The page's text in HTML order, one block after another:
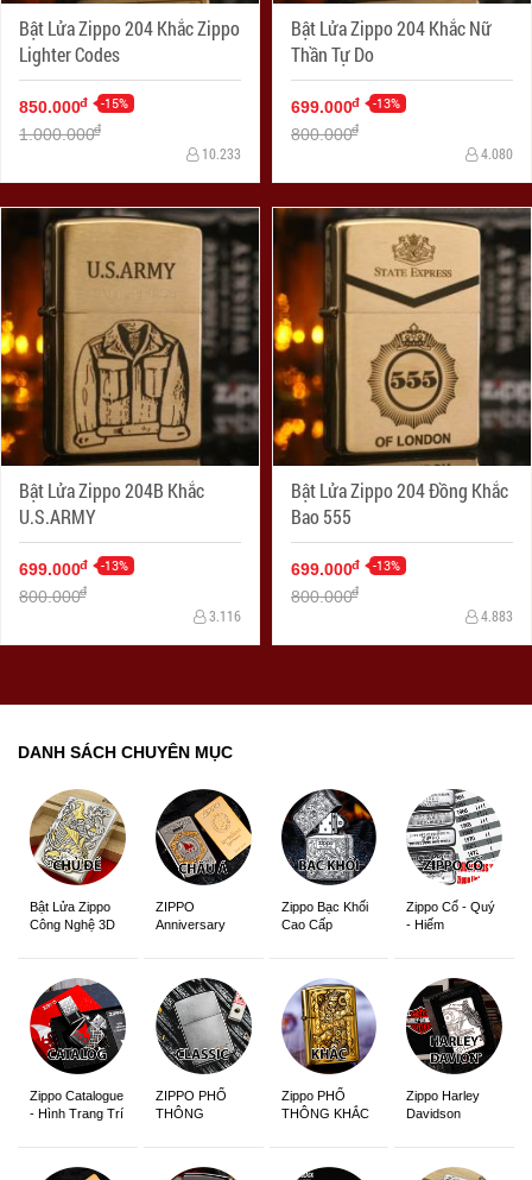
Bật Lửa Zippo 204 Khắc Zippo
Lighter Codes
850.000đ -15%
1.000.000đ
10.233
Bật Lửa Zippo 204 Khắc Nữ
Thần Tự Do
699.000đ -13%
800.000đ
4.080
Bật Lửa Zippo 204B Khắc
U.S.ARMY
699.000đ -13%
800.000đ
3.116
Bật Lửa Zippo 204 Đồng Khắc
Bao 555
699.000đ -13%
800.000đ
4.883
DANH SÁCH CHUYÊN MỤC
Bật Lửa Zippo
Công Nghệ 3D
ZIPPO
Anniversary
Zippo Bạc Khối
Cao Cấp
Zippo Cổ - Quý
- Hiếm
Zippo Catalogue
- Hình Trang Trí
ZIPPO PHỔ
THÔNG
Zippo PHỔ
THÔNG KHẮC
Zippo Harley
Davidson